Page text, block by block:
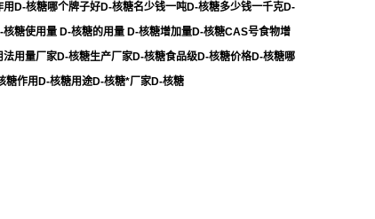
D-核糖哪个牌子好D-核糖名少钱一吨D-核糖多少钱一千克D-
糖使用量 D-核糖的用量 D-核糖增加量D-核糖CAS号食物增
用量厂家D-核糖生产厂家D-核糖食品级D-核糖价格D-核糖哪
糖作用D-核糖用途D-核糖*厂家D-核糖